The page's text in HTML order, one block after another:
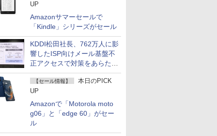
UP
Amazonサマーセールで
「Kindle」シリーズがセール
KDDI松田社長、762万人に影
響したISP向けメール基盤不
正アクセスで対策をあらため
て説明
【セール情報】
本日のPICK
UP
Amazonで「Motorola moto
g06」と「edge 60」がセー
ル